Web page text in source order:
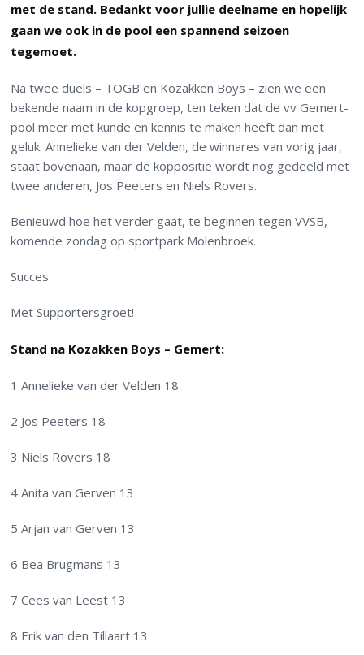
met de stand. Bedankt voor jullie deelname en hopelijk
gaan we ook in de pool een spannend seizoen
tegemoet.
Na twee duels – TOGB en Kozakken Boys – zien we een
bekende naam in de kopgroep, ten teken dat de vv Gemert-
pool meer met kunde en kennis te maken heeft dan met
geluk. Annelieke van der Velden, de winnares van vorig jaar,
staat bovenaan, maar de koppositie wordt nog gedeeld met
twee anderen, Jos Peeters en Niels Rovers.
Benieuwd hoe het verder gaat, te beginnen tegen VVSB,
komende zondag op sportpark Molenbroek.
Succes.
Met Supportersgroet!
Stand na Kozakken Boys – Gemert:
1 Annelieke van der Velden 18
2 Jos Peeters 18
3 Niels Rovers 18
4 Anita van Gerven 13
5 Arjan van Gerven 13
6 Bea Brugmans 13
7 Cees van Leest 13
8 Erik van den Tillaart 13